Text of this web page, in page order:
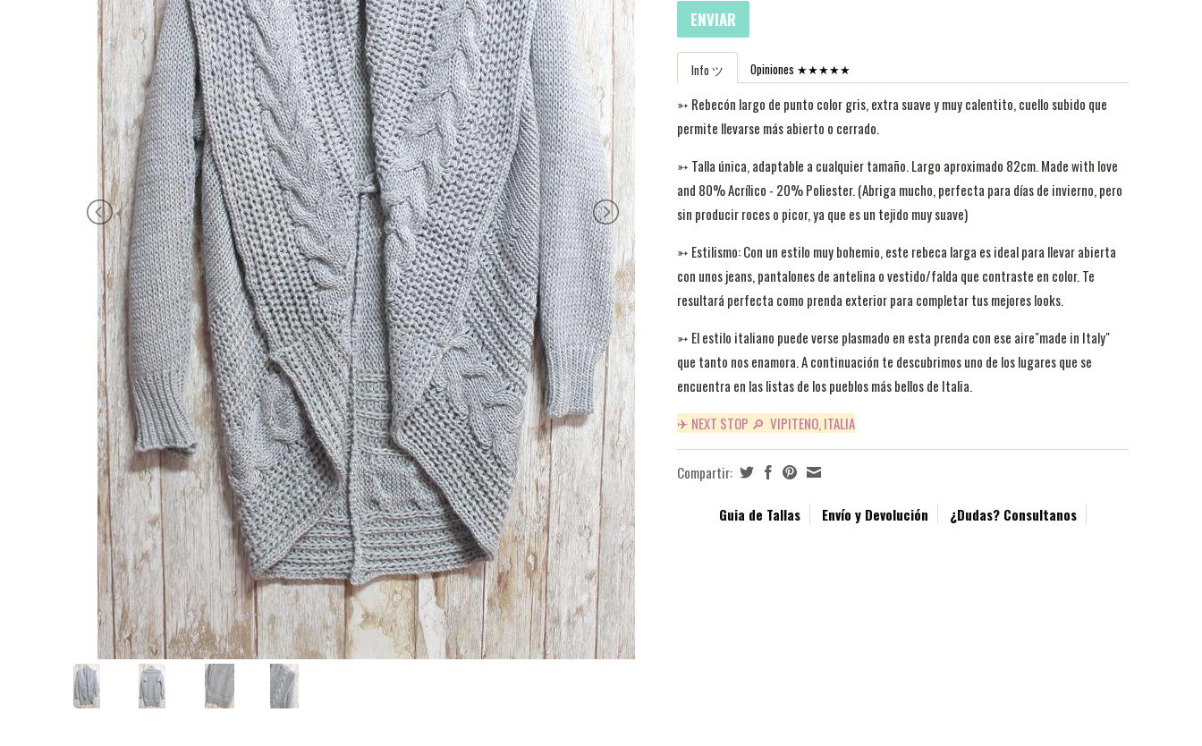
ENVIAR
Info ツ Opiniones ★★★★★
➳ Rebecón largo de punto color gris, extra suave y muy calentito, cuello subido que
permite llevarse más abierto o cerrado.
➳ Talla única, adaptable a cualquier tamaño. Largo aproximado 82cm. Made with love
and 80% Acrílico - 20% Poliester. (Abriga mucho, perfecta para días de invierno, pero
sin producir roces o picor, ya que es un tejido muy suave)
➳ Estilismo: Con un estilo muy bohemio, este rebeca larga es ideal para llevar abierta
con unos jeans, pantalones de antelina o vestido/falda que contraste en color. Te
resultará perfecta como prenda exterior para completar tus mejores looks.
➳ El estilo italiano puede verse plasmado en esta prenda con ese aire"made in Italy"
que tanto nos enamora. A continuación te descubrimosuno de los lugares que se
encuentra en las listas de los pueblos más bellos de Italia.
✈ NEXT STOP 🔎 VIPITENO, ITALIA
Compartir:
Guia de Tallas Envío y Devolución ¿Dudas? Consultanos